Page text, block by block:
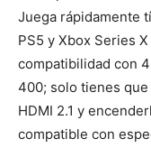
Juega rápidamente
PS5 y Xbox Series
compatibilidad con
400; solo tienes
HDMI 2.1 y
compatible con